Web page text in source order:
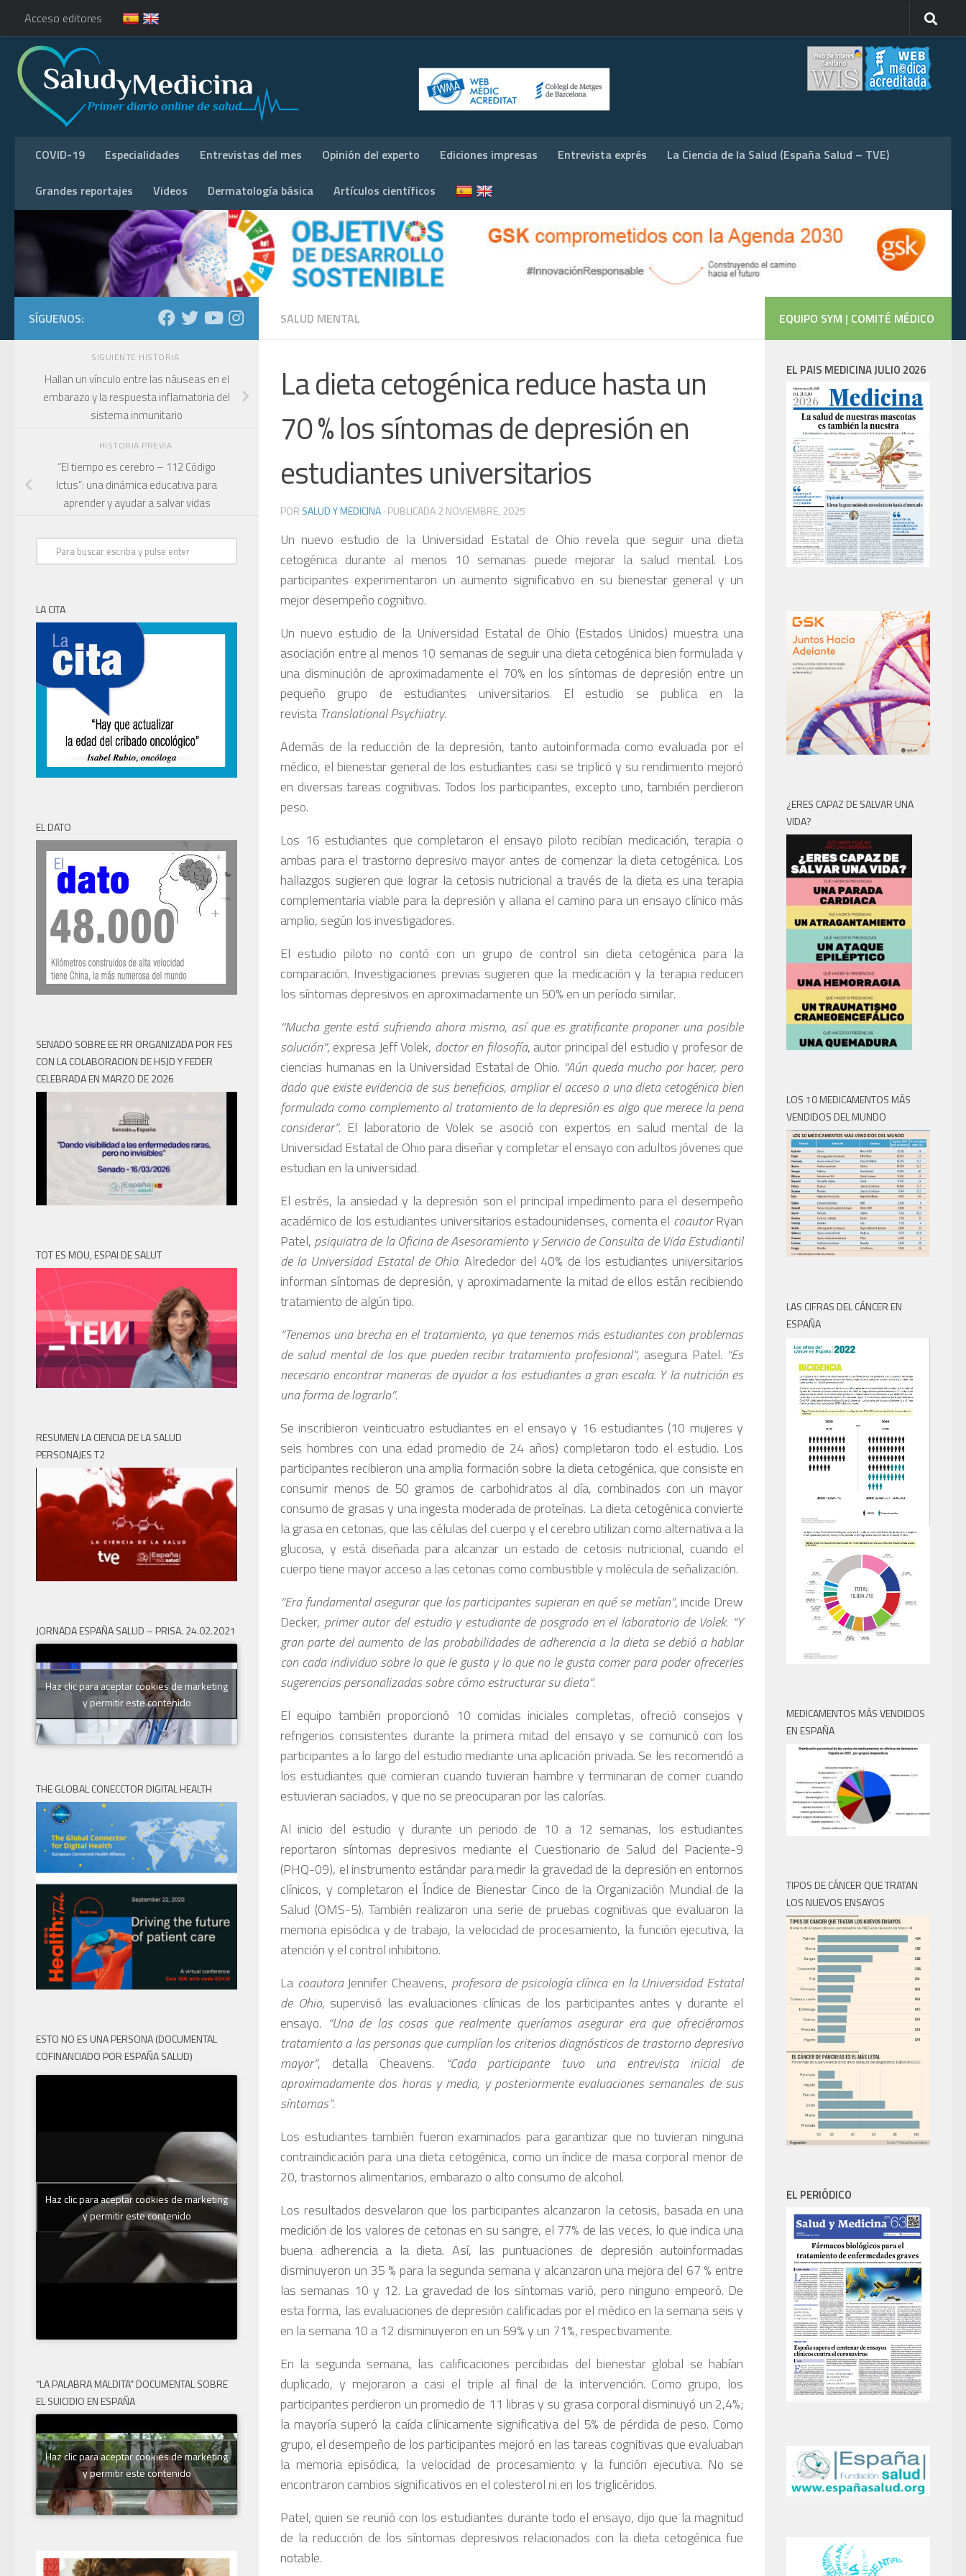
Acceso editores
COVID-19 Especialidades Entrevistas del mes Opinión del experto Ediciones impresas Entrevista exprés La Ciencia de la Salud (España Salud – TVE)
Grandes reportajes Videos Dermatología básica Artículos científicos
SALUD MENTAL
La dieta cetogénica reduce hasta un
70 % los síntomas de depresión en
estudiantes universitarios
POR SALUD Y MEDICINA· PUBLICADA2 NOVIEMBRE, 2025
Un nuevo estudio de la Universidad Estatal de Ohio revela que seguir una dieta
cetogénica durante al menos 10 semanas puede mejorar la salud mental. Los
participantes experimentaron un aumento significativo en su bienestar general y un
mejor desempeño cognitivo.
Un nuevo estudio de la Universidad Estatal de Ohio (Estados Unidos) muestra una
asociación entre al menos 10 semanas de seguir una dieta cetogénica bien formulada y
una disminución de aproximadamente el 70% en los síntomas de depresión entre un
pequeño grupo de estudiantes universitarios. El estudio se publica en la
revista Translational Psychiatry.
Además de la reducción de la depresión, tanto autoinformada como evaluada por el
médico, el bienestar general de los estudiantes casi se triplicó y su rendimiento mejoró
en diversas tareas cognitivas. Todos los participantes, excepto uno, también perdieron
peso.
Los 16 estudiantes que completaron el ensayo piloto recibían medicación, terapia o
ambas para el trastorno depresivo mayor antes de comenzar la dieta cetogénica. Los
hallazgos sugieren que lograr la cetosis nutricional a través de la dieta es una terapia
complementaria viable para la depresión y allana el camino para un ensayo clínico más
amplio, según los investigadores.
El estudio piloto no contó con un grupo de control sin dieta cetogénica para la
comparación. Investigaciones previas sugieren que la medicación y la terapia reducen
los síntomas depresivos en aproximadamente un 50% en un período similar.
“Mucha gente está sufriendo ahora mismo, así que es gratificante proponer una posible
solución”, expresa Jeff Volek, doctor en filosofía, autor principal del estudio y profesor de
ciencias humanas en la Universidad Estatal de Ohio. “Aún queda mucho por hacer, pero
dado que existe evidencia de sus beneficios, ampliar el acceso a una dieta cetogénica bien
formulada como complemento al tratamiento de la depresión es algo que merece la pena
considerar”. El laboratorio de Volek se asoció con expertos en salud mental de la
Universidad Estatal de Ohio para diseñar y completar el ensayo con adultos jóvenes que
estudian en la universidad.
El estrés, la ansiedad y la depresión son el principal impedimento para el desempeño
académico de los estudiantes universitarios estadounidenses, comenta el coautorRyan
Patel, psiquiatra de la Oficina de Asesoramiento y Servicio de Consulta de Vida Estudiantil
de la Universidad Estatal de Ohio: Alrededor del 40% de los estudiantes universitarios
informan síntomas de depresión, y aproximadamente la mitad de ellos están recibiendo
tratamiento de algún tipo.
“Tenemos una brecha en el tratamiento, ya que tenemos más estudiantes con problemas
de salud mental de los que pueden recibir tratamiento profesional”, asegura Patel. “Es
necesario encontrar maneras de ayudar a los estudiantes a gran escala. Y la nutrición es
una forma de lograrlo”.
Se inscribieron veinticuatro estudiantes en el ensayo y 16 estudiantes (10 mujeres y
seis hombres con una edad promedio de 24 años) completaron todo el estudio. Los
participantes recibieron una amplia formación sobre la dieta cetogénica, que consiste en
consumir menos de 50 gramos de carbohidratos al día, combinados con un mayor
consumo de grasas y una ingesta moderada de proteínas. La dieta cetogénica convierte
la grasa en cetonas, que las células del cuerpo y el cerebro utilizan como alternativa a la
glucosa, y está diseñada para alcanzar un estado de cetosis nutricional, cuando el
cuerpo tiene mayor acceso a las cetonas como combustible y molécula de señalización.
“Era fundamental asegurar que los participantes supieran en qué se metían”, incide Drew
Decker, primer autor del estudio y estudiante de posgrado en el laboratorio de Volek. “Y
gran parte del aumento de las probabilidades de adherencia a la dieta se debió a hablar
con cada individuo sobre lo que le gusta y lo que no le gusta comer para poder ofrecerles
sugerencias personalizadas sobre cómo estructurar su dieta”.
El equipo también proporcionó 10 comidas iniciales completas, ofreció consejos y
refrigerios consistentes durante la primera mitad del ensayo y se comunicó con los
participantes a lo largo del estudio mediante una aplicación privada. Se les recomendó a
los estudiantes que comieran cuando tuvieran hambre y terminaran de comer cuando
estuvieran saciados, y que no se preocuparan por las calorías.
Al inicio del estudio y durante un periodo de 10 a 12 semanas, los estudiantes
reportaron síntomas depresivos mediante el Cuestionario de Salud del Paciente-9
(PHQ-09), el instrumento estándar para medir la gravedad de la depresión en entornos
clínicos, y completaron el Índice de Bienestar Cinco de la Organización Mundial de la
Salud (OMS-5). También realizaron una serie de pruebas cognitivas que evaluaron la
memoria episódica y de trabajo, la velocidad de procesamiento, la función ejecutiva, la
atención y el control inhibitorio.
La coautora Jennifer Cheavens, profesora de psicología clínica en la Universidad Estatal
de Ohio, supervisó las evaluaciones clínicas de los participantes antes y durante el
ensayo. “Una de las cosas que realmente queríamos asegurar era que ofreciéramos
tratamiento a las personas que cumplían los criterios diagnósticos de trastorno depresivo
mayor”, detalla Cheavens. “Cada participante tuvo una entrevista inicial de
aproximadamente dos horas y media, y posteriormente evaluaciones semanales de sus
síntomas”.
Los estudiantes también fueron examinados para garantizar que no tuvieran ninguna
contraindicación para una dieta cetogénica, como un índice de masa corporal menor de
20, trastornos alimentarios, embarazo o alto consumo de alcohol.
Los resultados desvelaron que los participantes alcanzaron la cetosis, basada en una
medición de los valores de cetonas en su sangre, el 77% de las veces, lo que indica una
buena adherencia a la dieta. Así, las puntuaciones de depresión autoinformadas
disminuyeron un 35 % para la segunda semana y alcanzaron una mejora del 67 % entre
las semanas 10 y 12. La gravedad de los síntomas varió, pero ninguno empeoró. De
esta forma, las evaluaciones de depresión calificadas por el médico en la semana seis y
en la semana 10 a 12 disminuyeron en un 59% y un 71%, respectivamente.
En la segunda semana, las calificaciones percibidas del bienestar global se habían
duplicado, y mejoraron a casi el triple al final de la intervención. Como grupo, los
participantes perdieron un promedio de 11 libras y su grasa corporal disminuyó un 2,4%;
la mayoría superó la caída clínicamente significativa del 5% de pérdida de peso. Como
grupo, el desempeño de los participantes mejoró en las tareas cognitivas que evaluaban
la memoria episódica, la velocidad de procesamiento y la función ejecutiva. No se
encontraron cambios significativos en el colesterol ni en los triglicéridos.
Patel, quien se reunió con los estudiantes durante todo el ensayo, dijo que la magnitud
de la reducción de los síntomas depresivos relacionados con la dieta cetogénica fue
notable.
SÍGUENOS:
SIGUIENTE HISTORIA
Hallan un vínculo entre las náuseas en el
embarazo y la respuesta inflamatoria del
sistema inmunitario
HISTORIA PREVIA
“El tiempo es cerebro – 112 Código
Ictus”: una dinámica educativa para
aprender y ayudar a salvar vidas
LA CITA
EL DATO
SENADO SOBRE EE RR ORGANIZADA POR FES
CON LA COLABORACION DE HSJD Y FEDER
CELEBRADA EN MARZO DE 2026
TOT ES MOU, ESPAI DE SALUT
RESUMEN LA CIENCIA DE LA SALUD
PERSONAJES T2
JORNADA ESPAÑA SALUD – PRISA. 24.02.2021
Haz clic para aceptar cookies de marketing
y permitir este contenido
THE GLOBAL CONECCTOR DIGITAL HEALTH
ESTO NO ES UNA PERSONA (DOCUMENTAL
COFINANCIADO POR ESPAÑA SALUD)
Haz clic para aceptar cookies de marketing
y permitir este contenido
“LA PALABRA MALDITA” DOCUMENTAL SOBRE
EL SUICIDIO EN ESPAÑA
Haz clic para aceptar cookies de marketing
y permitir este contenido
EQUIPO SYM | COMITÉ MÉDICO
EL PAIS MEDICINA JULIO 2026
¿ERES CAPAZ DE SALVAR UNA
VIDA?
LOS 10 MEDICAMENTOS MÁS
VENDIDOS DEL MUNDO
LAS CIFRAS DEL CÁNCER EN
ESPAÑA
MEDICAMENTOS MÁS VENDIDOS
EN ESPAÑA
TIPOS DE CÁNCER QUE TRATAN
LOS NUEVOS ENSAYOS
EL PERIÓDICO